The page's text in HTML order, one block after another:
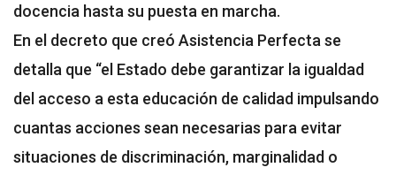
docencia hasta su puesta en marcha.
En el decreto que creó Asistencia Perfecta se
detalla que “el Estado debe garantizar la igualdad
del acceso a esta educación de calidad impulsando
cuantas acciones sean necesarias para evitar
situaciones de discriminación, marginalidad o